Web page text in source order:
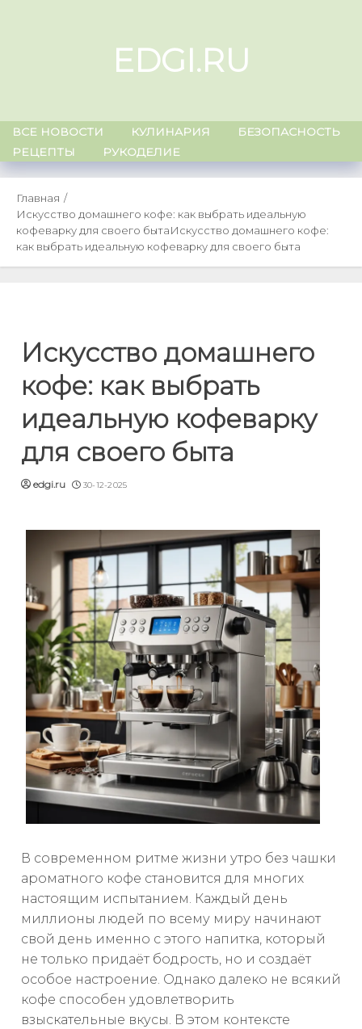
EDGI.RU
ВСЕ НОВОСТИ КУЛИНАРИЯ
БЕЗОПАСНОСТЬ
РЕЦЕПТЫ
РУКОДЕЛИЕ
Главная
Искусство домашнего кофе: как выбрать идеальную
кофеварку для своего бытаИскусство домашнего кофе:
как выбрать идеальную кофеварку для своего быта
Искусство домашнего
кофе: как выбрать
идеальную кофеварку
для своего быта
edgi.ru 30-12-2025
В современном ритме жизни утро без чашки
ароматного кофе становится для многих
настоящим испытанием. Каждый день
миллионы людей по всему миру начинают
свой день именно с этого напитка, который
не только придаёт бодрость, но и создаёт
особое настроение. Однако далеко не всякий
кофе способен удовлетворить
взыскательные вкусы. В этом контексте